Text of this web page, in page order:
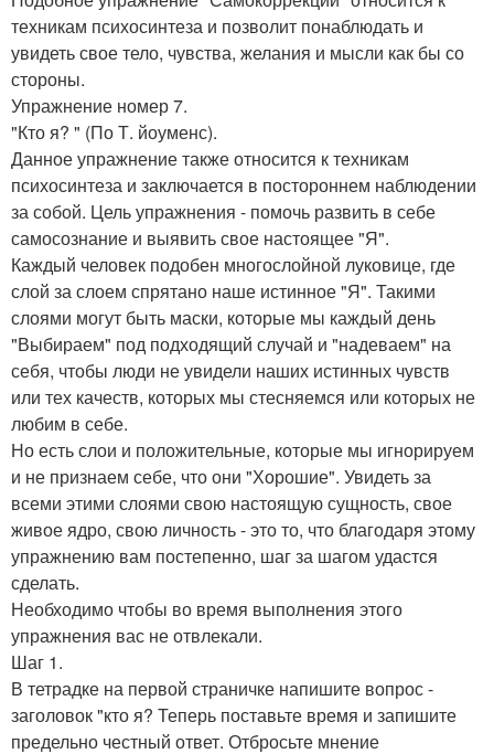
техникам психосинтеза и позволит понаблюдать и
увидеть свое тело, чувства, желания и мысли как бы со
стороны.
Упражнение номер 7.
"Кто я? " (По Т. йоуменс).
Данное упражнение также относится к техникам
психосинтеза и заключается в постороннем наблюдении
за собой. Цель упражнения - помочь развить в себе
самосознание и выявить свое настоящее "Я".
Каждый человек подобен многослойной луковице, где
слой за слоем спрятано наше истинное "Я". Такими
слоями могут быть маски, которые мы каждый день
"Выбираем" под подходящий случай и "надеваем" на
себя, чтобы люди не увидели наших истинных чувств
или тех качеств, которых мы стесняемся или которых не
любим в себе.
Но есть слои и положительные, которые мы игнорируем
и не признаем себе, что они "Хорошие". Увидеть за
всеми этими слоями свою настоящую сущность, свое
живое ядро, свою личность - это то, что благодаря этому
упражнению вам постепенно, шаг за шагом удастся
сделать.
Необходимо чтобы во время выполнения этого
упражнения вас не отвлекали.
Шаг 1.
В тетрадке на первой страничке напишите вопрос -
заголовок "кто я? Теперь поставьте время и запишите
предельно честный ответ. Отбросьте мнение